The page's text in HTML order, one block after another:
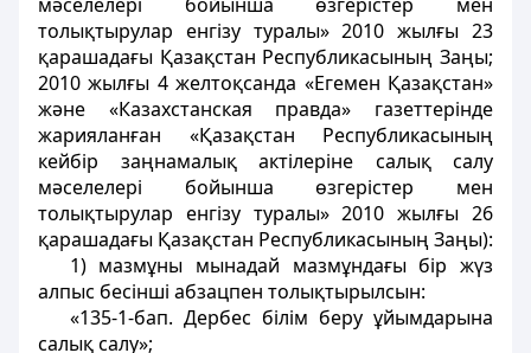
толықтырулар енгізу туралы» 2010 жылғы 23
қарашадағы Қазақстан Республикасының Заңы;
2010 жылғы 4 желтоқсанда «Егемен Қазақстан»
және «Казахстанская правда» газеттерінде
жарияланған «Қазақстан Республикасының
кейбір заңнамалық актілеріне салық салу
мәселелері бойынша өзгерістер мен
толықтырулар енгізу туралы» 2010 жылғы 26
қарашадағы Қазақстан Республикасының Заңы):
1) мазмұны мынадай мазмұндағы бір жүз
алпыс бесінші абзацпен толықтырылсын:
«135-1-бап. Дербес білім беру ұйымдарына
салық салу»;